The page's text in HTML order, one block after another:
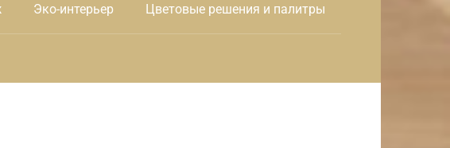
Эко-интерьер Цветовые решения и палитры